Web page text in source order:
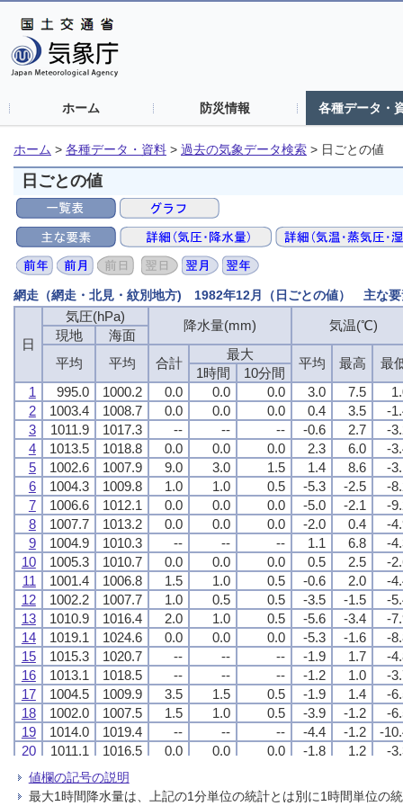
ホーム 防災情報 各種データ・
ホーム > 各種データ・資料 > 過去の気象データ検索 > 日ごとの値
日ごとの値
網走（網走・北見・紋別地方) 1982年12月（日ごとの値） 主な要
日
気圧(hPa)
降水量(mm) 気温(℃)
現地
海面
平均
平均 合計
最大
平均 最高 最
1時間
10分間
1
995.0 1000.2 0.0 0.0 0.0 3.0 7.5
2
1003.4 1008.7 0.0 0.0 0.0 0.4 3.5
-
3
1011.9 1017.3 -- -- -- -0.6 2.7
-
4
1013.5 1018.8 0.0 0.0 0.0 2.3 6.0
-
5
1002.6 1007.9 9.0 3.0 1.5 1.4 8.6
-
6
1004.3 1009.8 1.0 1.0 0.5 -5.3 -2.5
-
7
1006.6 1012.1 0.0 0.0 0.0 -5.0 -2.1
-
8
1007.7 1013.2 0.0 0.0 0.0 -2.0 0.4
-
9
1004.9 1010.3 -- -- -- 1.1 6.8
-
10
1005.3 1010.7 0.0 0.0 0.0 0.5 2.5
-
11
1001.4 1006.8 1.5 1.0 0.5 -0.6 2.0
-
12
1002.2 1007.7 1.0 0.5 0.5 -3.5 -1.5
-
13
1010.9 1016.4 2.0 1.0 0.5 -5.6 -3.4
-
14
1019.1 1024.6 0.0 0.0 0.0 -5.3 -1.6
-
15
1015.3 1020.7 -- -- -- -1.9 1.7
-
16
1013.1 1018.5 -- -- -- -1.2 1.0
-
17
1004.5 1009.9 3.5 1.5 0.5 -1.9 1.4
-
18
1002.0 1007.5 1.5 1.0 0.5 -3.9 -1.2
-
19
1014.0 1019.4 -- -- -- -4.4 -1.2
-
20
1011.1 1016.5 0.0 0.0 0.0 -1.8 1.2
-
21
1017.9 1023.3
22
1014.9 1020.3 -- -- -- 1.1 4.2
-
日
気圧(hPa)
降水量(mm) 気温(℃)
現地
海面
平均
平均 合計
最大
平均 最高 最
1時間
10分間
1
995.0 1000.2 0.0 0.0 0.0 3.0 7.5
2
1003.4 1008.7 0.0 0.0 0.0 0.4 3.5
-
3
1011.9 1017.3 -- -- -- -0.6 2.7
-
4
1013.5 1018.8 0.0 0.0 0.0 2.3 6.0
-
5
1002.6 1007.9 9.0 3.0 1.5 1.4 8.6
-
6
1004.3 1009.8 1.0 1.0 0.5 -5.3 -2.5
-
7
1006.6 1012.1 0.0 0.0 0.0 -5.0 -2.1
-
8
1007.7 1013.2 0.0 0.0 0.0 -2.0 0.4
-
9
1004.9 1010.3 -- -- -- 1.1 6.8
-
10
1005.3 1010.7 0.0 0.0 0.0 0.5 2.5
-
11
1001.4 1006.8 1.5 1.0 0.5 -0.6 2.0
-
12
1002.2 1007.7 1.0 0.5 0.5 -3.5 -1.5
-
13
1010.9 1016.4 2.0 1.0 0.5 -5.6 -3.4
-
14
1019.1 1024.6 0.0 0.0 0.0 -5.3 -1.6
-
15
1015.3 1020.7 -- -- -- -1.9 1.7
-
16
1013.1 1018.5 -- -- -- -1.2 1.0
-
17
1004.5 1009.9 3.5 1.5 0.5 -1.9 1.4
-
18
1002.0 1007.5 1.5 1.0 0.5 -3.9 -1.2
-
19
1014.0 1019.4 -- -- -- -4.4 -1.2
-
20
1011.1 1016.5 0.0 0.0 0.0 -1.8 1.2
-
21
1017.9 1023.3
22
1014.9 1020.3 -- -- -- 1.1 4.2
-
日
気圧(hPa)
降水量(mm) 気温(℃)
現地
海面
平均
平均 合計
最大
平均 最高 最
1時間
10分間
1
995.0 1000.2 0.0 0.0 0.0 3.0 7.5
2
1003.4 1008.7 0.0 0.0 0.0 0.4 3.5
-
3
1011.9 1017.3 -- -- -- -0.6 2.7
-
4
1013.5 1018.8 0.0 0.0 0.0 2.3 6.0
-
5
1002.6 1007.9 9.0 3.0 1.5 1.4 8.6
-
6
1004.3 1009.8 1.0 1.0 0.5 -5.3 -2.5
-
7
1006.6 1012.1 0.0 0.0 0.0 -5.0 -2.1
-
8
1007.7 1013.2 0.0 0.0 0.0 -2.0 0.4
-
9
1004.9 1010.3 -- -- -- 1.1 6.8
-
10
1005.3 1010.7 0.0 0.0 0.0 0.5 2.5
-
11
1001.4 1006.8 1.5 1.0 0.5 -0.6 2.0
-
12
1002.2 1007.7 1.0 0.5 0.5 -3.5 -1.5
-
13
1010.9 1016.4 2.0 1.0 0.5 -5.6 -3.4
-
14
1019.1 1024.6 0.0 0.0 0.0 -5.3 -1.6
-
15
1015.3 1020.7 -- -- -- -1.9 1.7
-
16
1013.1 1018.5 -- -- -- -1.2 1.0
-
17
1004.5 1009.9 3.5 1.5 0.5 -1.9 1.4
-
18
1002.0 1007.5 1.5 1.0 0.5 -3.9 -1.2
-
19
1014.0 1019.4 -- -- -- -4.4 -1.2
-
20
1011.1 1016.5 0.0 0.0 0.0 -1.8 1.2
-
21
1017.9 1023.3
22
1014.9 1020.3 -- -- -- 1.1 4.2
-
日
気圧(hPa)
降水量(mm) 気温(℃)
現地
海面
平均
平均 合計
最大
平均 最高 最
1時間
10分間
1
995.0 1000.2 0.0 0.0 0.0 3.0 7.5
2
1003.4 1008.7 0.0 0.0 0.0 0.4 3.5
-
3
1011.9 1017.3 -- -- -- -0.6 2.7
-
4
1013.5 1018.8 0.0 0.0 0.0 2.3 6.0
-
5
1002.6 1007.9 9.0 3.0 1.5 1.4 8.6
-
6
1004.3 1009.8 1.0 1.0 0.5 -5.3 -2.5
-
7
1006.6 1012.1 0.0 0.0 0.0 -5.0 -2.1
-
8
1007.7 1013.2 0.0 0.0 0.0 -2.0 0.4
-
9
1004.9 1010.3 -- -- -- 1.1 6.8
-
10
1005.3 1010.7 0.0 0.0 0.0 0.5 2.5
-
11
1001.4 1006.8 1.5 1.0 0.5 -0.6 2.0
-
12
1002.2 1007.7 1.0 0.5 0.5 -3.5 -1.5
-
13
1010.9 1016.4 2.0 1.0 0.5 -5.6 -3.4
-
14
1019.1 1024.6 0.0 0.0 0.0 -5.3 -1.6
-
15
1015.3 1020.7 -- -- -- -1.9 1.7
-
16
1013.1 1018.5 -- -- -- -1.2 1.0
-
17
1004.5 1009.9 3.5 1.5 0.5 -1.9 1.4
-
18
1002.0 1007.5 1.5 1.0 0.5 -3.9 -1.2
-
19
1014.0 1019.4 -- -- -- -4.4 -1.2
-
20
1011.1 1016.5 0.0 0.0 0.0 -1.8 1.2
-
21
1017.9 1023.3
22
1014.9 1020.3 -- -- -- 1.1 4.2
-
値欄の記号の説明
最大1時間降水量は、上記の1分単位の統計とは別に1時間単位の